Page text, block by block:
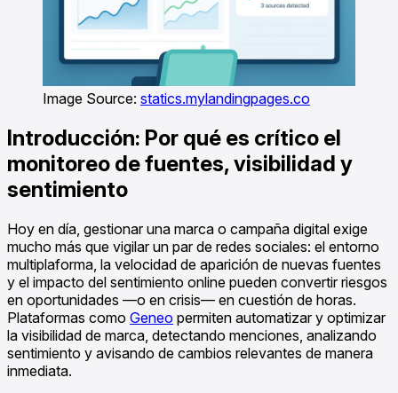
Image Source: statics.mylandingpages.co
Introducción: Por qué es crítico el
monitoreo de fuentes, visibilidad y
sentimiento
Hoy en día, gestionar una marca o campaña digital exige
mucho más que vigilar un par de redes sociales: el entorno
multiplaforma, la velocidad de aparición de nuevas fuentes
y el impacto del sentimiento online pueden convertir riesgos
en oportunidades —o en crisis— en cuestión de horas.
Plataformas como Geneo permiten automatizar y optimizar
la visibilidad de marca, detectando menciones, analizando
sentimiento y avisando de cambios relevantes de manera
inmediata.